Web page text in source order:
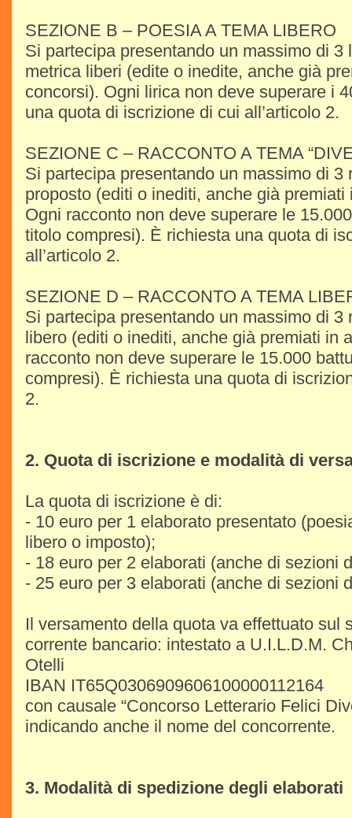
SEZIONE B – POESIA A TEMA LIBERO
Si partecipa presentando un massimo di 3
metrica liberi (edite o inedite, anche già
concorsi). Ogni lirica non deve superare i
una quota di iscrizione di cui all’articolo 2.
SEZIONE C – RACCONTO A TEMA
Si partecipa presentando un massimo di 3
proposto (editi o inediti, anche già premiati
Ogni racconto non deve superare le
titolo compresi). È richiesta una quota di
all’articolo 2.
SEZIONE D – RACCONTO A TEMA
Si partecipa presentando un massimo di 3
libero (editi o inediti, anche già premiati in
racconto non deve superare le 15.000
compresi). È richiesta una quota di
2.
2. Quota di iscrizione e modalità di
La quota di iscrizione è di:
- 10 euro per 1 elaborato presentato
libero o imposto);
- 18 euro per 2 elaborati (anche di sezioni
- 25 euro per 3 elaborati (anche di sezioni
Il versamento della quota va effettuato sul
corrente bancario: intestato a U.I.L.D.M.
Otelli
IBAN IT65Q0306909606100000112164
con causale “Concorso Letterario Felici
indicando anche il nome del concorrente.
3. Modalità di spedizione degli elaborati